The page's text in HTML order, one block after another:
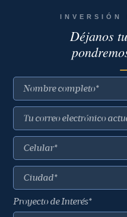
INVERSIÓN
Déjanos
Proyecto de Interés*